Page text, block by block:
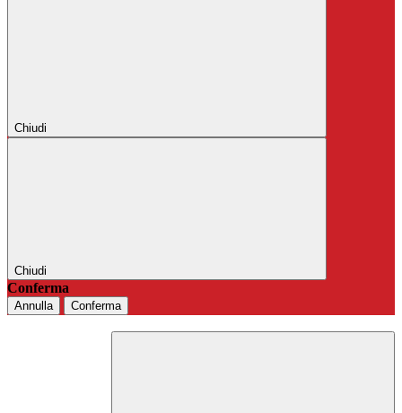
Chiudi
Chiudi
Conferma
Annulla Conferma